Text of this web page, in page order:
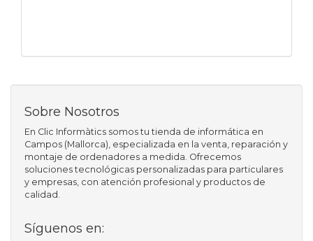
Sobre Nosotros
En Clic Informàtics somos tu tienda de informática en
Campos (Mallorca), especializada en la venta, reparación y
montaje de ordenadores a medida. Ofrecemos
soluciones tecnológicas personalizadas para particulares
y empresas, con atención profesional y productos de
calidad.
Síguenos en: